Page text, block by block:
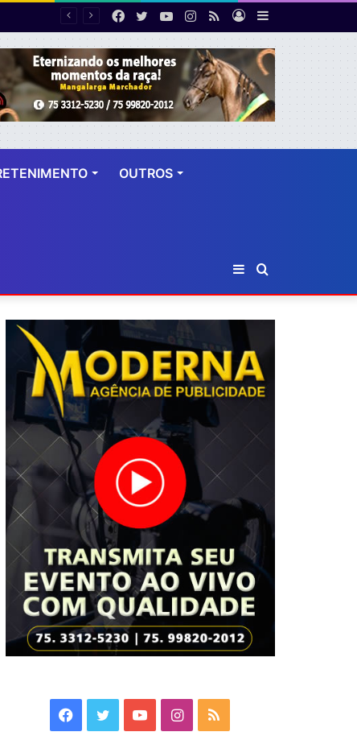
anos
Barra
Lateral
Entrar
RSS
Instagram
YouTube
Twitter
Facebook
OUTROS
por
Barra
Lateral
Facebook
TwitterYouTubeInstagram
RSS